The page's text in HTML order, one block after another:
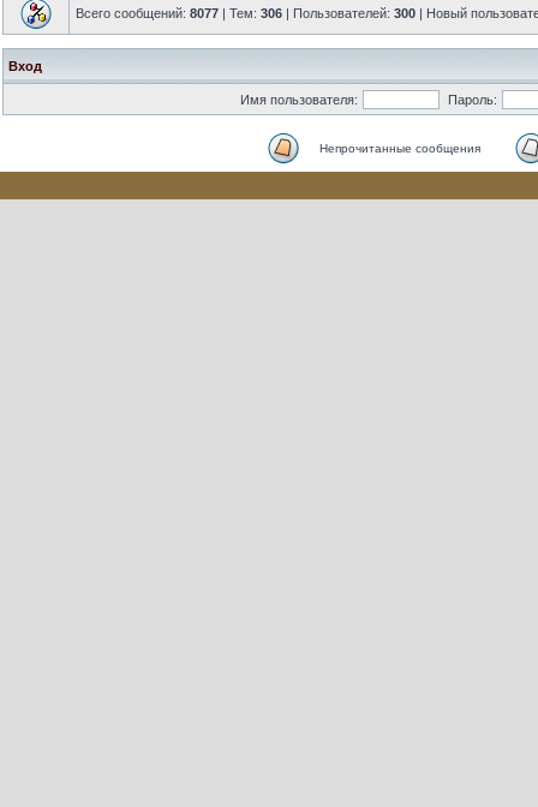
Всего сообщений: 8077 | Тем: 306 | Пользователей: 300 | Новый
Вход
Имя пользователя: Пароль:
Непрочитанные сообщения